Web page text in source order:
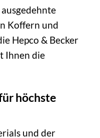
Koffern und
Hepco & Becker
Ihnen die
höchste
und der